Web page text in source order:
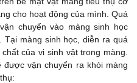
cho hoạt động của mình. Quá
chuyển vào màng sinh học
màng sinh học, diễn ra quá
của vi sinh vật trong màng.
vận chuyển ra khỏi màng